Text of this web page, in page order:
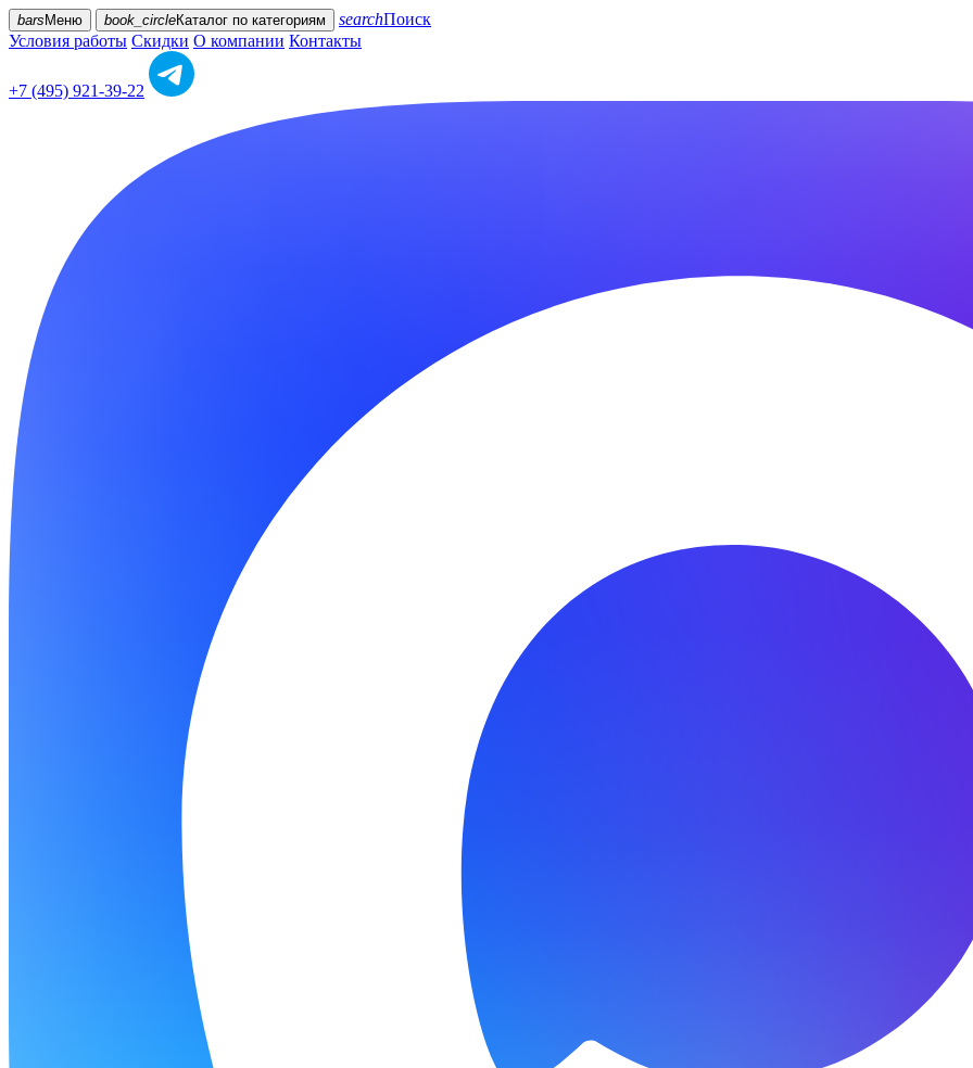
bars Меню book_circleКаталог по категориям searchПоиск
Условия работы Скидки О компании Контакты
+7 (495) 921-39-22